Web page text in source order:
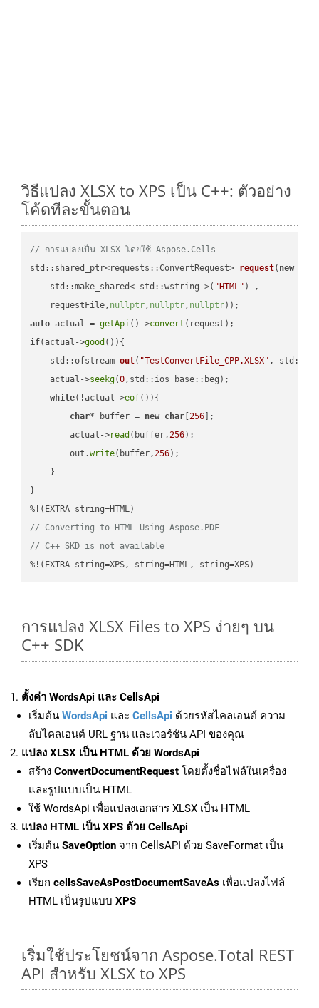
วิธีแปลง XLSX to XPS เป็น C++: ตัวอย่าง
โค้ดทีละขั้นตอน
// การแปลงเป็น XLSX โดยใช้ Aspose.Cells
std::shared_ptr<requests::ConvertRequest> request( new
    std::make_shared< std::wstring >(
"HTML" ) ,
    requestFile,
nullptr, nullptr, nullptr))
auto actual = getApi()->convert
if(actual->good ()){
std::ofstream out( "TestConvertFile_CPP.XLSX" ,
    actual->
seekg(0,std::ios_base::beg);
while(!actual->eof()){
char* buffer = new char [256 ];
        actual->
read (buffer,256);
        out.
write(buffer,256);
    }
}
// Converting to HTML Using Aspose.PDF
// C++ SKD is not available
%!(EXTRA string=XPS, string=HTML, string=XPS)
การแปลง XLSX Files to XPS ง่ายๆ บน
C++ SDK
ตั้งค่า WordsApi และ CellsApi
เริ่มต้น WordsApi และ CellsApi ด้วยรหัสไคลเอนต์ ความ
ลับไคลเอนต์ URL ฐาน และเวอร์ชัน API ของคุณ
แปลง XLSX เป็น HTML ด้วย WordsApi
สร้าง ConvertDocumentRequest โดยตั้งชื่อไฟล์ในเครื่อง
และรูปแบบเป็น HTML
ใช้ WordsApi เพื่อแปลงเอกสาร XLSX เป็น HTML
แปลง HTML เป็น XPS ด้วย CellsApi
เริ่มต้น SaveOption จาก CellsAPI ด้วย SaveFormat เป็น
XPS
เรียก cellsSaveAsPostDocumentSaveAs เพื่อแปลงไฟล์
HTML เป็นรูปแบบ XPS
เริ่มใช้ประโยชน์จาก Aspose.Total REST
API สำหรับ XLSX to XPS